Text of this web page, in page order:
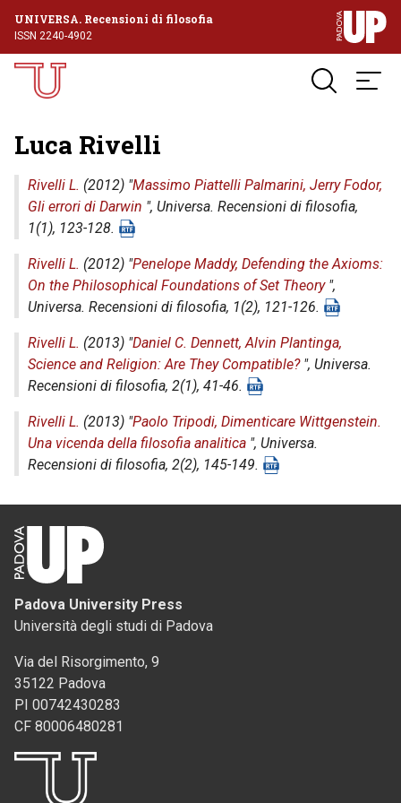
UNIVERSA. Recensioni di filosofia
ISSN 2240-4902
Luca Rivelli
Rivelli L. (2012) "Massimo Piattelli Palmarini, Jerry Fodor,
Gli errori di Darwin ", Universa. Recensioni di filosofia,
1(1), 123-128.
Rivelli L. (2012) "Penelope Maddy, Defending the Axioms:
On the Philosophical Foundations of Set Theory",
Universa. Recensioni di filosofia, 1(2), 121-126.
Rivelli L. (2013) "Daniel C. Dennett, Alvin Plantinga,
Science and Religion: Are They Compatible?", Universa.
Recensioni di filosofia, 2(1), 41-46.
Rivelli L. (2013) "Paolo Tripodi, Dimenticare Wittgenstein.
Una vicenda della filosofia analitica ", Universa.
Recensioni di filosofia, 2(2), 145-149.
Padova University Press
Università degli studi di Padova
Via del Risorgimento, 9
35122 Padova
PI 00742430283
CF 80006480281